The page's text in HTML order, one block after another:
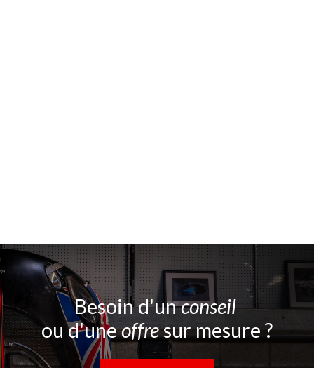
Besoin d'unconseil
ou d'uneoffresur mesure ?